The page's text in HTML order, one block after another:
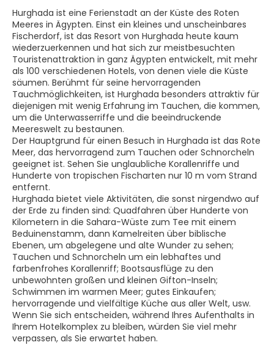
Hurghada ist eine Ferienstadt an der Küste des Roten
Meeres in Ägypten. Einst ein kleines und unscheinbares
Fischerdorf, ist das Resort von Hurghada heute kaum
wiederzuerkennen und hat sich zur meistbesuchten
Touristenattraktion in ganz Ägypten entwickelt, mit mehr
als 100 verschiedenen Hotels, von denen viele die Küste
säumen. Berühmt für seine hervorragenden
Tauchmöglichkeiten, ist Hurghada besonders attraktiv für
diejenigen mit wenig Erfahrung im Tauchen, die kommen,
um die Unterwasserriffe und die beeindruckende
Meereswelt zu bestaunen.
Der Hauptgrund für einen Besuch in Hurghada ist das Rote
Meer, das hervorragend zum Tauchen oder Schnorcheln
geeignet ist. Sehen Sie unglaubliche Korallenriffe und
Hunderte von tropischen Fischarten nur 10 m vom Strand
entfernt.
Hurghada bietet viele Aktivitäten, die sonst nirgendwo auf
der Erde zu finden sind: Quadfahren über Hunderte von
Kilometern in die Sahara-Wüste zum Tee mit einem
Beduinenstamm, dann Kamelreiten über biblische
Ebenen, um abgelegene und alte Wunder zu sehen;
Tauchen und Schnorcheln um ein lebhaftes und
farbenfrohes Korallenriff; Bootsausflüge zu den
unbewohnten großen und kleinen Gifton-Inseln;
Schwimmen im warmen Meer; gutes Einkaufen;
hervorragende und vielfältige Küche aus aller Welt, usw.
Wenn Sie sich entscheiden, während Ihres Aufenthalts in
Ihrem Hotelkomplex zu bleiben, würden Sie viel mehr
verpassen, als Sie erwartet haben.